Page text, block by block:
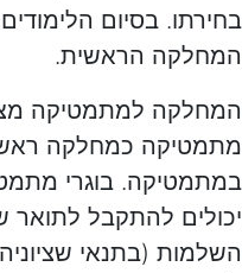
בחירתו. בסיום
המחלקה הראשית.
המחלקה למתמטיקה
מתמטיקה כמחלקה
במתמטיקה. בוגרי
יכולים להתקבל
השלמות (בתנאי